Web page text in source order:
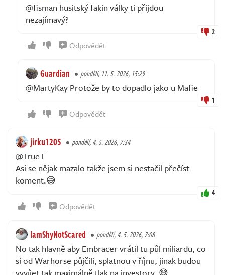
@fisman husitský fakin války ti přijdou
nezajímavý?
2
Odpovědět
Guardian pondělí, 11. 5. 2026, 15:29
@MartyKay Protože by to dopadlo jako u Mafie
1
Odpovědět
jirku1205 pondělí, 4. 5. 2026, 7:34
@TrueT
Asi se nějak mazalo takže jsem si nestačil přečíst
koment.😅
4
Odpovědět
IamShyNotScared pondělí, 4. 5. 2026, 7:08
No tak hlavně aby Embracer vrátil tu půl miliardu, co
si od Warhorse půjčili, splatnou v říjnu, jinak budou